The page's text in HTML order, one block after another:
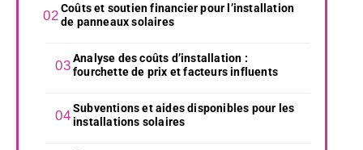
Coûts et soutien financier pour l’installation
de panneaux solaires
Analyse des coûts d’installation :
fourchette de prix et facteurs influents
Subventions et aides disponibles pour les
installations solaires